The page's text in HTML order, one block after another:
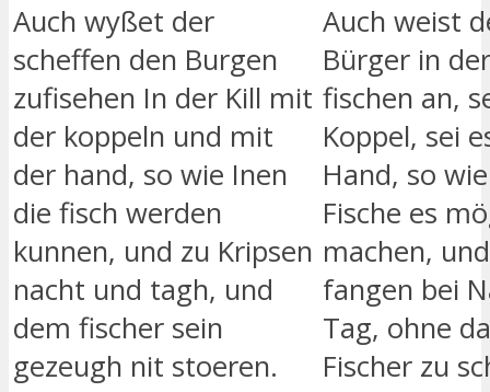
Auch wyßet der
scheffen den Burgen
zufisehen In der Kill mit
der koppeln und mit
der hand, so wie Inen
die fisch werden
kunnen, und zu Kripsen
nacht und tagh, und
dem fischer sein
gezeugh nit stoeren.
Auch weist
Bürger in
fischen an,
Koppel, sei
Hand, so
Fische es
machen,
fangen bei
Tag, ohne
Fischer zu